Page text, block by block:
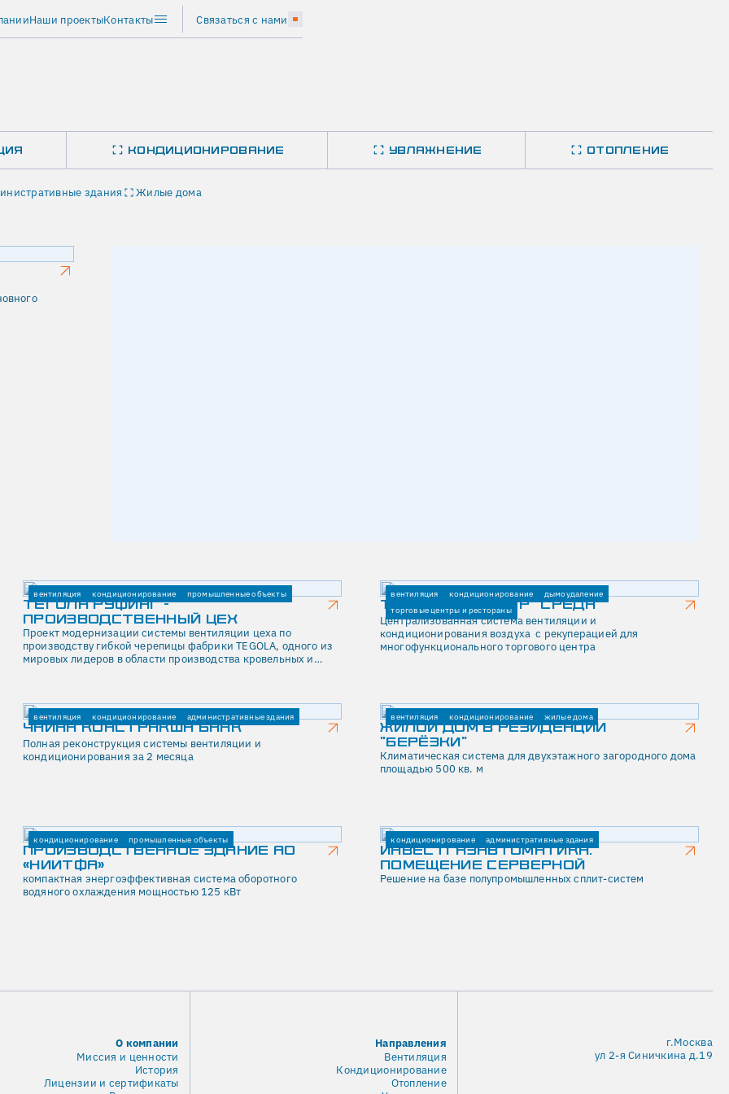
Наши проектыКонтакты Связаться с нами
КОНДИЦИОНИРОВАНИЕ УВЛАЖНЕНИЕ ОТОПЛЕНИЕ
здания Жилые дома
вентиляция кондиционирование промышленные объекты
ТЕГОЛА РУФИНГ -
ПРОИЗВОДСТВЕННЫЙ ЦЕХ
Проект модернизации системы вентиляции цеха по
производству гибкой черепицы фабрики TEGOLA, одного из
мировых лидеров в области производства кровельных и
вентиляция кондиционирование
дымоудаление
торговые центры и рестораны
ТОРГОВЫЙ ЦЕНТР "СРЕДА"
Централизованная система вентиляции и
кондиционирования воздуха с рекуперацией для
многофункционального торгового центра
вентиляция кондиционирование административные здания
ЧАЙНА КОНСТРАКШН БАНК
Полная реконструкция системы вентиляции и
кондиционирования за 2 месяца
вентиляция кондиционирование жилые дома
ЖИЛОЙ ДОМ В РЕЗИДЕНЦИИ
"БЕРЁЗКИ"
Климатическая система для двухэтажного загородного дома
площадью 500 кв. м
кондиционирование промышленные объекты
ПРОИЗВОДСТВЕННОЕ ЗДАНИЕ АО
«НИИТФА»
компактная энергоэффективная система оборотного
водяного охлаждения мощностью 125 кВт
кондиционирование административные здания
ИНВЕСТГАЗАВТОМАТИКА.
ПОМЕЩЕНИЕ СЕРВЕРНОЙ
Решение на базе полупромышленных сплит-систем
О компании
Миссия и ценности
История
Лицензии и сертификаты
Направления
Вентиляция
Кондиционирование
Отопление
г.Москва
ул 2-я Синичкина д.19